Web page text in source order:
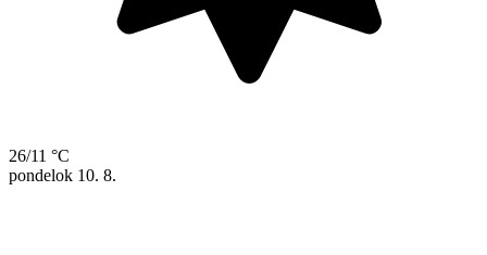
26/11 °C
pondelok 10. 8.